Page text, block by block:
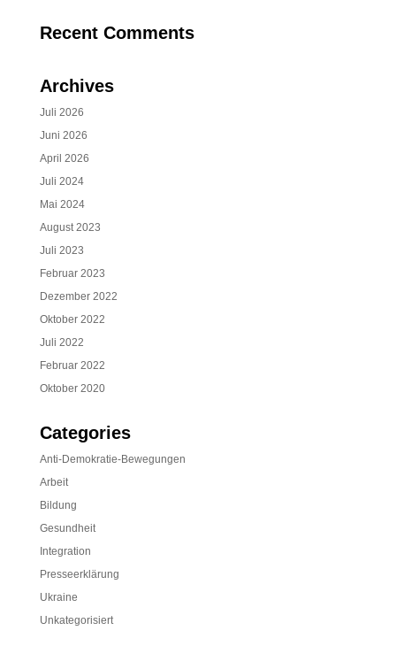
Recent Comments
Archives
Juli 2026
Juni 2026
April 2026
Juli 2024
Mai 2024
August 2023
Juli 2023
Februar 2023
Dezember 2022
Oktober 2022
Juli 2022
Februar 2022
Oktober 2020
Categories
Anti-Demokratie-Bewegungen
Arbeit
Bildung
Gesundheit
Integration
Presseerklärung
Ukraine
Unkategorisiert